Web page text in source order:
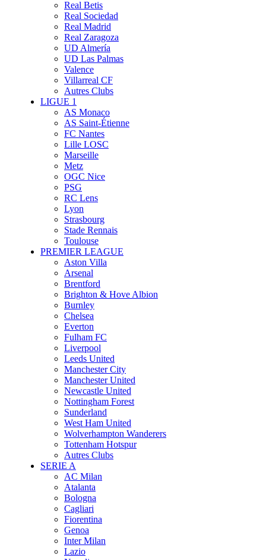
Real Betis
Real Sociedad
Real Madrid
Real Zaragoza
UD Almería
UD Las Palmas
Valence
Villarreal CF
Autres Clubs
LIGUE 1
AS Monaco
AS Saint-Étienne
FC Nantes
Lille LOSC
Marseille
Metz
OGC Nice
PSG
RC Lens
Lyon
Strasbourg
Stade Rennais
Toulouse
PREMIER LEAGUE
Aston Villa
Arsenal
Brentford
Brighton & Hove Albion
Burnley
Chelsea
Everton
Fulham FC
Liverpool
Leeds United
Manchester City
Manchester United
Newcastle United
Nottingham Forest
Sunderland
West Ham United
Wolverhampton Wanderers
Tottenham Hotspur
Autres Clubs
SERIE A
AC Milan
Atalanta
Bologna
Cagliari
Fiorentina
Genoa
Inter Milan
Lazio